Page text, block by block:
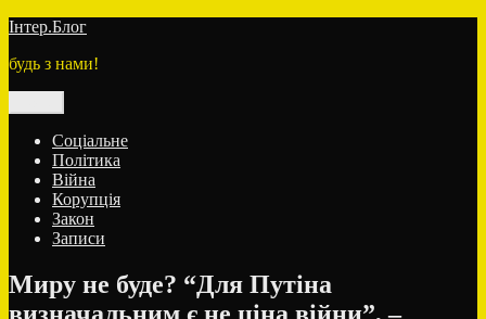
Перейти
вмісту
Інтер.Блог
будь з нами!
Соціальне
Політика
Війна
Корупція
Закон
Записи
Миру не буде? “Для Путіна